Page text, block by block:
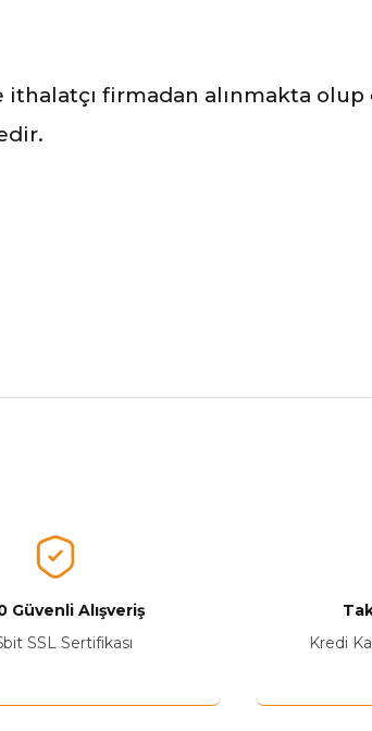
firmadan alınmakta
Güvenli Alışveriş
SSL Sertifikası
Kredi